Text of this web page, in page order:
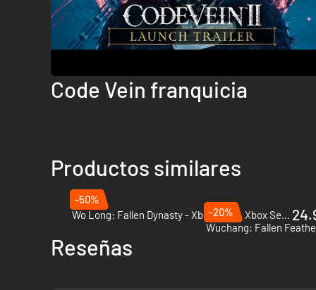
Code Vein franquicia
Productos similares
-50%
Wo Long: Fallen Dynasty - Xbox One & Xbox Series X|S
-20%
Wuchang: Fallen
Reseñas